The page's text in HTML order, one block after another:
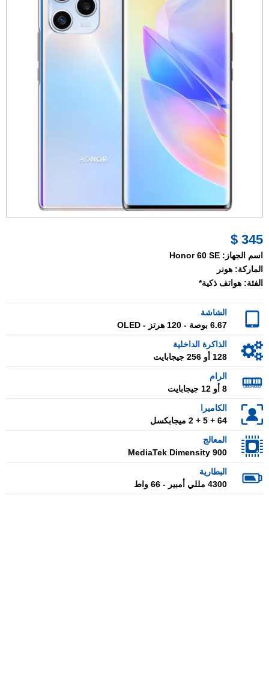
345 $
اسم الجهاز: Honor 60 SE
الماركة: هونر
الفئة: هواتف ذكية*
الشاشة
6.67 بوصة - 120 هرتز - OLED
الذاكرة الداخلية
128 أو 256 جيجابايت
الرام
8 أو 12 جيجابايت
الكاميرا
64 + 5 + 2 ميجابكسل
المعالج
MediaTek Dimensity 900
البطارية
4300 مللي أمبير - 66 واط